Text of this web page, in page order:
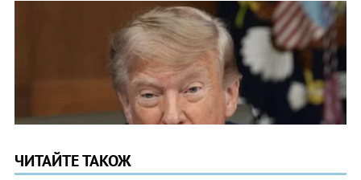
ЧИТАЙТЕ ТАКОЖ